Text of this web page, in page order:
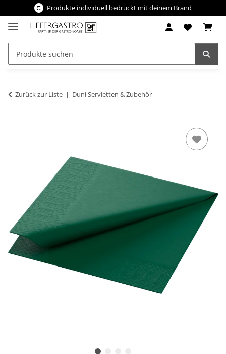
Produkte individuell bedruckt mit deinem Brand
Zurück zur Liste Duni Servietten & Zubehör